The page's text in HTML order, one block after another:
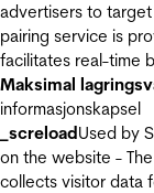
advertisers to
pairing service is
facilitates real-time
Maksimal
informasjonskapsel
_screloadUsed by
on the website -
collects visitor data